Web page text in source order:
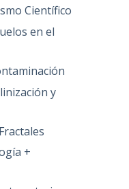
Científico
en el
y
+